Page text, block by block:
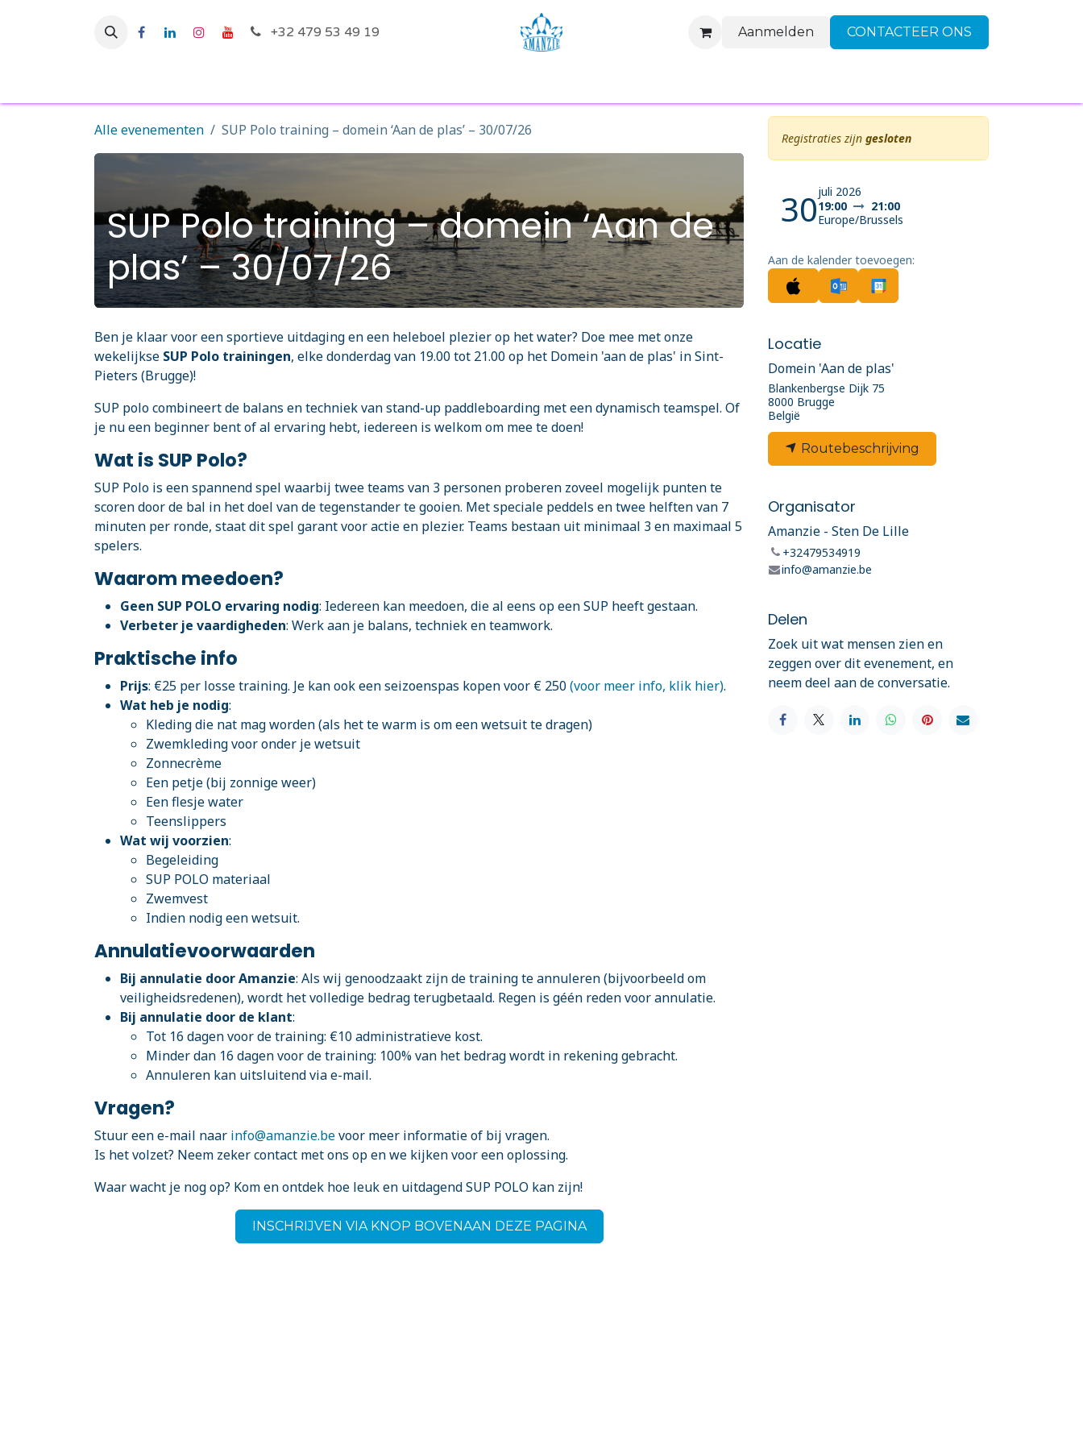
+32 479 53 49 19 Aanmelden CONTACTEER ONS
Alle evenementen SUP Polo training – domein ‘Aan de plas’ – 30/07/26
SUP Polo training – domein ‘Aan de
plas’ – 30/07/26
Ben je klaar voor een sportieve uitdaging en een heleboel plezier op het water? Doe mee met onze
wekelijkse SUP Polo trainingen, elke donderdag van 19.00 tot 21.00 op het Domein 'aan de plas' in Sint-
Pieters (Brugge)!
SUP polo combineert de balans en techniek van stand-up paddleboarding met een dynamisch teamspel. Of
je nu een beginner bent of al ervaring hebt, iedereen is welkom om mee te doen!
Wat is SUP Polo?
SUP Polo is een spannend spel waarbij twee teams van 3 personen proberen zoveel mogelijk punten te
scoren door de bal in het doel van de tegenstander te gooien. Met speciale peddels en twee helften van 7
minuten per ronde, staat dit spel garant voor actie en plezier. Teams bestaan uit minimaal 3 en maximaal 5
spelers.
Waarom meedoen?
Geen SUP POLO ervaring nodig: Iedereen kan meedoen, die al eens op een SUP heeft gestaan.
Verbeter je vaardigheden: Werk aan je balans, techniek en teamwork.
Praktische info
Prijs: €25 per losse training. Je kan ook een seizoenspas kopen voor € 250(voor meer info, klik hier).
Wat heb je nodig:
Kleding die nat mag worden (als het te warm is om een wetsuit te dragen)
Zwemkleding voor onder je wetsuit
Zonnecrème
Een petje (bij zonnige weer)
Een flesje water
Teenslippers
Wat wij voorzien:
Begeleiding
SUP POLO materiaal
Zwemvest
Indien nodig een wetsuit.
Annulatievoorwaarden
Bij annulatie door Amanzie: Als wij genoodzaakt zijn de training te annuleren (bijvoorbeeld om
veiligheidsredenen), wordt het volledige bedrag terugbetaald. Regen is géén reden voor annulatie.
Bij annulatie door de klant:
Tot 16 dagen voor de training: €10 administratieve kost.
Minder dan 16 dagen voor de training: 100% van het bedrag wordt in rekening gebracht.
Annuleren kan uitsluitend via e-mail.
Vragen?
Stuur een e-mail naar info@amanzie.bevoor meer informatie of bij vragen.
Is het volzet? Neem zeker contact met ons op en we kijken voor een oplossing.
Waar wacht je nog op? Kom en ontdek hoe leuk en uitdagend SUP POLO kan zijn!
INSCHRIJVEN VIA KNOP BOVENAAN DEZE PAGINA
Registraties zijn gesloten
30juli 2026
19:00
21:00
Europe/Brussels
Aan de kalender toevoegen:
Locatie
Domein 'Aan de plas'
Blankenbergse Dijk 75
8000 Brugge
België
Routebeschrijving
Organisator
Amanzie - Sten De Lille
+32479534919
info@amanzie.be
Delen
Zoek uit wat mensen zien en
zeggen over dit evenement, en
neem deel aan de conversatie.